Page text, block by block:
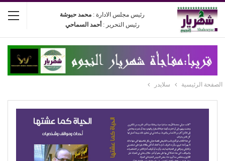
رئيس مجلس الادارة : محمد حبوشة
رئيس التحرير : أحمد السماحي
الصفحة الرئيسية سلايدر